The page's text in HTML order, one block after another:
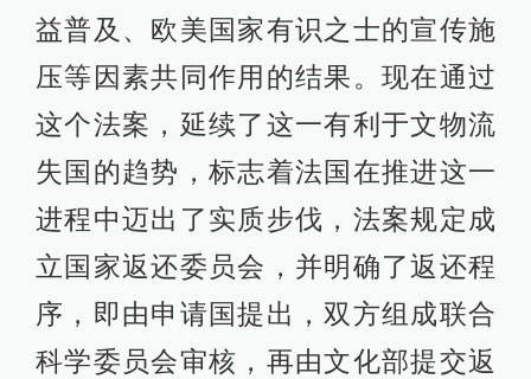
益普及、欧美国家有识之士的宣传施
压等因素共同作用的结果。现在通过
这个法案，延续了这一有利于文物流
失国的趋势，标志着法国在推进这一
进程中迈出了实质步伐，法案规定成
立国家返还委员会，并明确了返还程
序，即由申请国提出，双方组成联合
科学委员会审核，再由文化部提交返